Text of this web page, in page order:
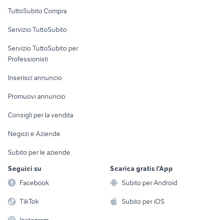
Informatica
Console e
Fotografia
Telefonia
Biciclette
TuttoSubito Compra
Servizio TuttoSubito
Servizio TuttoSubito per
Professionisti
Inserisci annuncio
Promuovi annuncio
Consigli per la vendita
Negozi e Aziende
Subito per le aziende
Seguici su
Facebook
TikTok
Scarica gratis l'App
Subito per Android
Subito per iOS